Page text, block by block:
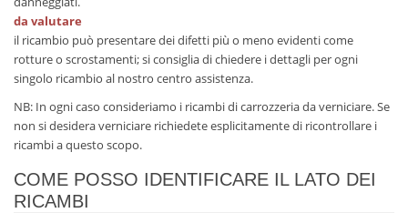
da valutare
il ricambio può presentare dei difetti più o meno evidenti come
rotture o scrostamenti; si consiglia di chiedere i dettagli per ogni
singolo ricambio al nostro centro assistenza.
NB: In ogni caso consideriamo i ricambi di carrozzeria da verniciare. Se
non si desidera verniciare richiedete esplicitamente di ricontrollare i
ricambi a questo scopo.
COME POSSO IDENTIFICARE IL LATO DEI
RICAMBI